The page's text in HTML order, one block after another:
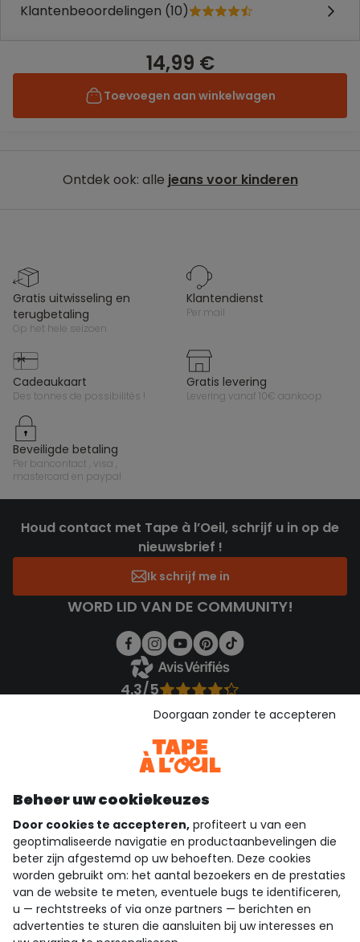
Klantenbeoordelingen (10)
14,99 €
Toevoegen aan winkelwagen
Ontdek ook: alle jeans voor kinderen
gratis uitwisseling en
terugbetaling
op het hele seizoen
klantendienst
per mail
cadeaukaart
des tonnes de possibilités !
gratis levering
levering vanaf 10€ aankoop
beveiligde betaling
per bancontact , visa ,
mastercard en paypal
Houd contact met Tape à l’Oeil, schrijf u in op de
nieuwsbrief !
Ik schrijf me in
WORD LID VAN DE COMMUNITY!
4.3/5
Bekijk de vertrouwensverklaring
Download onze applicatie
Ontdek onze applicatie
wie zijn we?
hulp nodig
loyalty club
Beheer uw cookiekeuzes
Door cookies te accepteren, profiteert u van een
geoptimaliseerde navigatie en productaanbevelingen die
beter zijn afgestemd op uw behoeften. Deze cookies
worden gebruikt om: het aantal bezoekers en de prestaties
van de website te meten, eventuele bugs te identificeren,
u — rechtstreeks of via onze partners — berichten en
advertenties te sturen die aansluiten bij uw interesses en
Doorgaan zonder te accepteren